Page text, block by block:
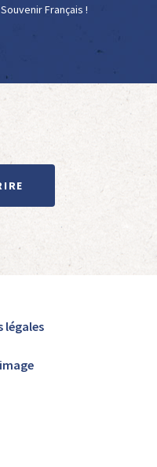
Français !
légales